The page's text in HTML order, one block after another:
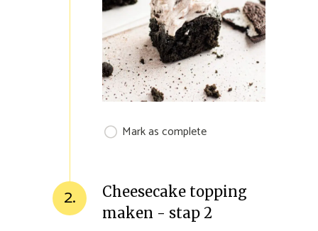
Mark as complete
2.
Cheesecake topping
maken - stap 2